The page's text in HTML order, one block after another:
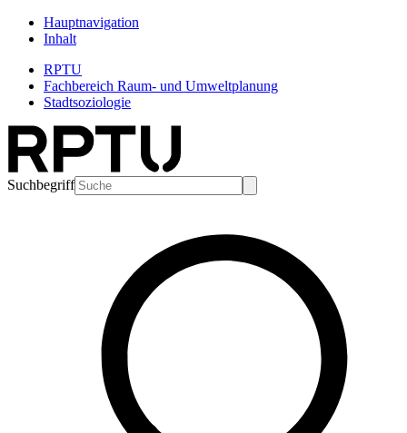
Hauptnavigation
Inhalt
RPTU
Fachbereich Raum- und Umweltplanung
Stadtsoziologie
Suchbegriff